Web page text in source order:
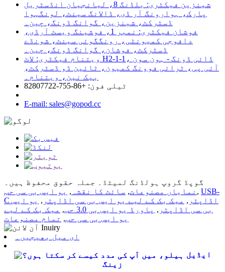
شینزین فیکٹری: بلڈنگ 8، لیانجیان انڈسٹریل
پارک، ہوارونگ آر ڈی، ڈالانگ سینٹ، لونگہوا
ڈسٹرکٹ، شینزین، گوانگ ڈونگ، چین۔
فوشان فیکٹری: نمبر 1، فوشینگ ویسٹ آرڈی،
دافوجی کمیونٹی، رونگگوئی سینٹ، شونڈے
ڈسٹرکٹ، فوشان، گوانگ ڈونگ، چین۔
ویتنام فیکٹری: لاٹ H2-1-1، ڈائی ڈونگ - ہون سون
آئی پی، ٹرائی فوونگ کمیون، ٹائین ڈو ڈسٹرکٹ،
بیک نین، ویتنام۔
ٹیلی فون: +86-755-82807722
E-mail: sales@gopod.cc
گوپڈ گروپ ہولڈنگ لمیٹڈ۔ جملہ حقوق محفوظ ہیں۔
نمایاں مصنوعات, سائٹ کا نقشہ , یو ایس بی سی حب , USB-
C اڈاپٹر , میک بک کے لیے یو ایس بی سی اڈاپٹر , یو ایس
بی سی اڈاپٹر , پاورڈ یو ایس بی 3.0 حب , میک بک کے لیے
یو ایس بی سی حب, تمام مصنوعات
ای میل بھیجیں۔
ایڈیل
زینگ